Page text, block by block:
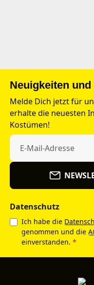
Neuigkeiten und
Melde Dich jetzt für
erhalte die neuesten
Kostümen!
Datenschutz
Ich habe die
genommen und die
einverstanden. *